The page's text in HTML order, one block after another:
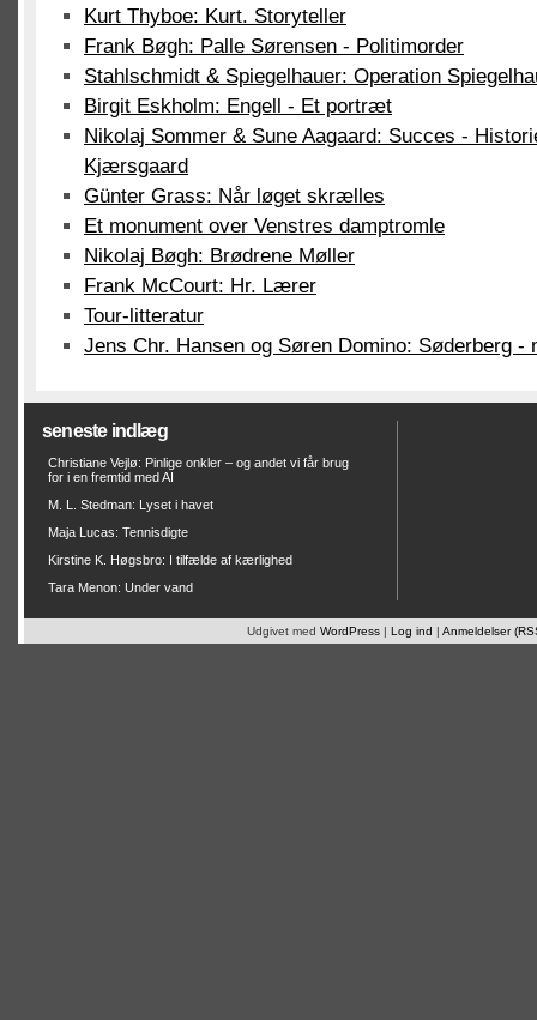
Kurt Thyboe: Kurt. Storyteller
Frank Bøgh: Palle Sørensen - Politimorder
Stahlschmidt & Spiegelhauer: Operation
Birgit Eskholm: Engell - Et portræt
Nikolaj Sommer & Sune Aagaard: Succes -
Kjærsgaard
Günter Grass: Når løget skrælles
Et monument over Venstres damptromle
Nikolaj Bøgh: Brødrene Møller
Frank McCourt: Hr. Lærer
Tour-litteratur
Jens Chr. Hansen og Søren Domino: Søderberg
seneste indlæg
Christiane Vejlø: Pinlige onkler – og andet vi får brug
for i en fremtid med AI
M. L. Stedman: Lyset i havet
Maja Lucas: Tennisdigte
Kirstine K. Høgsbro: I tilfælde af kærlighed
Tara Menon: Under vand
Udgivet med WordPress | Log ind | Anmeldelser